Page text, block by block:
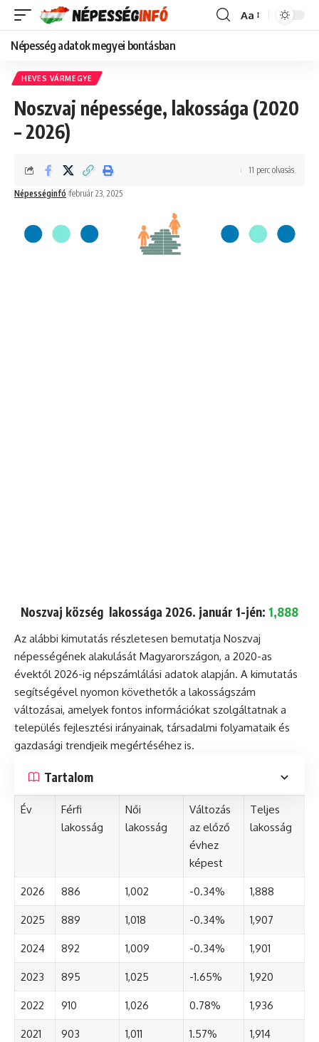
Font
Aa
Népesség adatok megyei bontásban
HEVES VÁRMEGYE
Noszvaj népessége, lakossága (2020
– 2026)
Népességinfó február 23, 2025
11 perc olvasás
Noszvaj község lakossága 2026. január 1-jén: 1,888
Az alábbi kimutatás részletesen bemutatja Noszvaj
népességének alakulását Magyarországon, a 2020-as
évektől 2026-ig népszámlálási adatok alapján. A kimutatás
segítségével nyomon követhetők a lakosságszám
változásai, amelyek fontos információkat szolgáltatnak a
település fejlesztési irányainak, társadalmi folyamataik és
gazdasági trendjeik megértéséhez is.
Tartalom
Év
Férfi
lakosság
Női
lakosság
Változás
az előző
évhez
képest
Teljes
lakosság
2026 886 1,002 -0.34% 1,888
2025 889 1,018 -0.34% 1,907
2024 892 1,009 -0.34% 1,901
2023 895 1,025 -1.65% 1,920
2022 910 1,026 0.78% 1,936
2021 903 1,011 1.57% 1,914